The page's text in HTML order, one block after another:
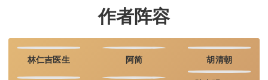
作者阵容
林仁吉医生 阿简 胡清朝